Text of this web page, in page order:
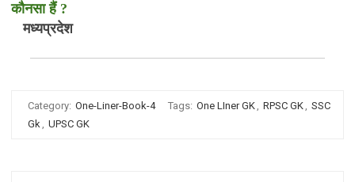
कौनसा हैं ?
मध्यप्रदेश
Category: One-Liner-Book-4 Tags: One LIner GK, RPSC GK, SSC
Gk, UPSC GK